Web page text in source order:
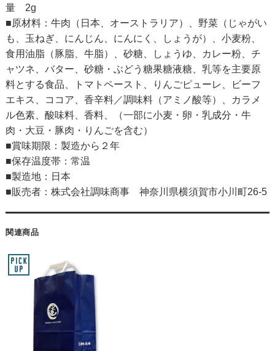
量 2g
■原材料：牛肉（日本、オーストラリア）、野菜（じゃがい
も、玉ねぎ、にんじん、にんにく、しょうが）、小麦粉、
食用油脂（豚脂、牛脂）、砂糖、しょうゆ、カレー粉、チ
ャツネ、バター、砂糖・ぶどう糖果糖液糖、乳等を主要原
料とする食品、トマトペースト、りんごピューレ、ビーフ
エキス、ココア、香辛料／調味料（アミノ酸等）、カラメ
ル色素、酸味料、香料、（一部に小麦・卵・乳成分・牛
肉・大豆・豚肉・りんごを含む）
■賞味期限：製造から２年
■保存温度帯：常温
■製造地：日本
■販売者：株式会社調味商事 神奈川県横須賀市小川町26-5
関連商品